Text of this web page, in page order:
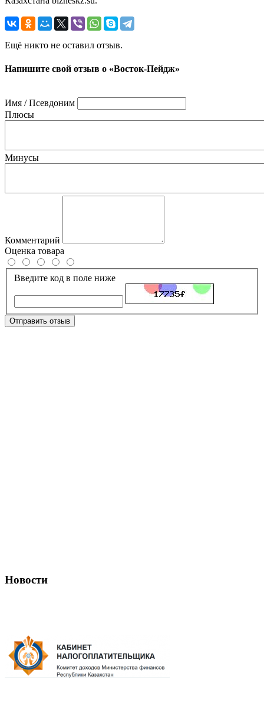
Ещё никто не оставил отзыв.
Напишите свой отзыв о «Восток-Пейдж»
Имя / Псевдоним
Плюсы
Минусы
Комментарий
Оценка товара
Введите код в поле ниже
Отправить отзыв
Новости